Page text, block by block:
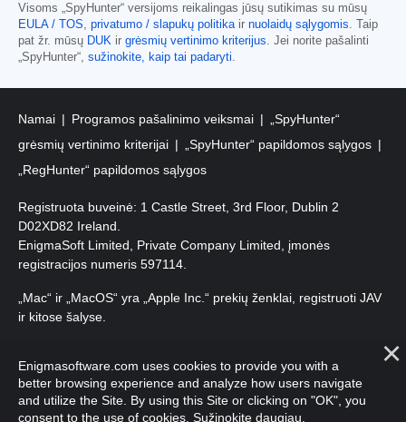
Visoms „SpyHunter“ versijoms reikalingas jūsų sutikimas su mūsų
EULA / TOS, privatumo / slapukų politikair nuolaidų sąlygomis. Taip
pat žr. mūsų DUK ir grėsmių vertinimo kriterijus. Jei norite pašalinti
„SpyHunter“, sužinokite, kaip tai padaryti.
Namai Programos pašalinimo veiksmai
„SpyHunter“
grėsmių vertinimo kriterijai
„SpyHunter“ papildomos sąlygos
„RegHunter“ papildomos sąlygos
Registruota buveinė: 1 Castle Street, 3rd Floor, Dublin 2
D02XD82 Ireland.
EnigmaSoft Limited, Private Company Limited, įmonės
registracijos numeris 597114.
„Mac“ ir „MacOS“ yra „Apple Inc.“ prekių ženklai, registruoti JAV
ir kitose šalyse.
saugomos.
Enigmasoftware.com uses cookies to provide you with a
better browsing experience and analyze how users navigate
and utilize the Site. By using this Site or clicking on "OK", you
consent to the use of cookies. Sužinokite daugiau